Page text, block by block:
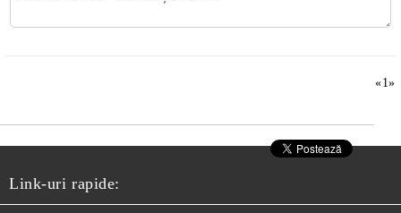
«1»
Link-uri rapide: